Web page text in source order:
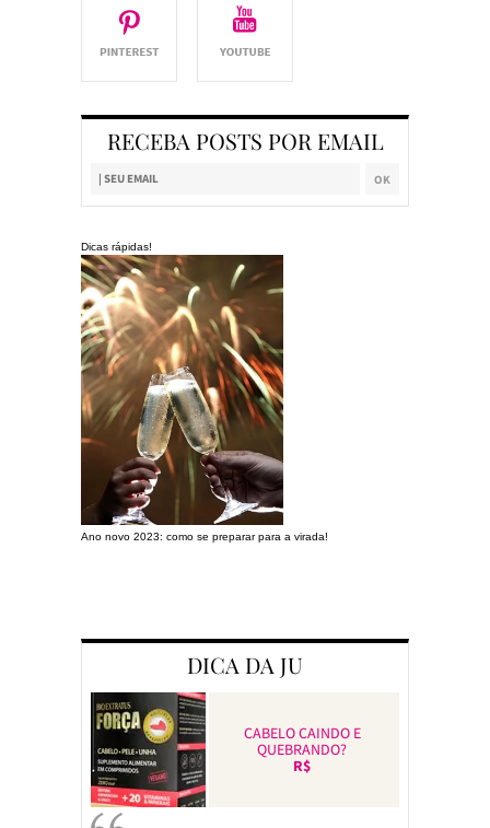
RECEBA POSTS POR EMAIL
Dicas rápidas!
Ano novo 2023: como se preparar para a virada!
DICA DA JU
CABELO CAINDO E
QUEBRANDO?
R$